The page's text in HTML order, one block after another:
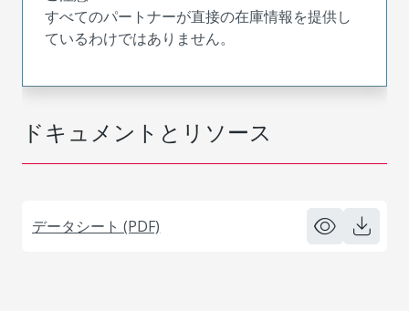
ドキュメントとリソース
データシート (PDF)
すべてのパートナーが直接の在庫情報を提供し
ているわけではありません。